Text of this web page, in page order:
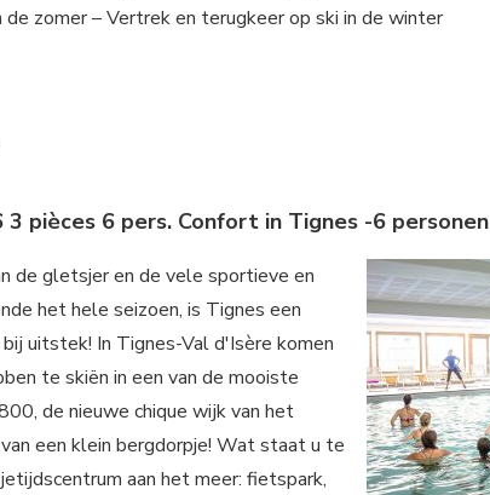
zomer – Vertrek en terugkeer op ski in de winter
3 pièces 6 pers. Confort in Tignes -6 personen
de gletsjer en de vele sportieve en
het hele seizoen, is Tignes een
uitstek! In Tignes-Val d'Isère komen
te skiën in een van de mooiste
de nieuwe chique wijk van het
een klein bergdorpje! Wat staat u te
aan het meer: fietspark,